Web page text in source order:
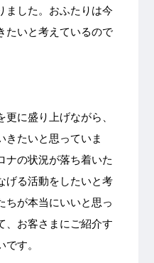
ました。おふたりは今
たいと考えているので
更に盛り上げながら、
きたいと思っていま
ナの状況が落ち着いた
げる活動をしたいと考
ちが本当にいいと思っ
、お客さまにご紹介す
す。